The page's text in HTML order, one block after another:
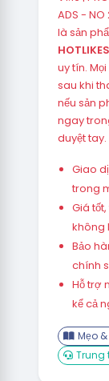
ADS - NO
là sản
uy tín.
sau khi
nếu sản
ngay
duyệt tay.
Giao
trong
Giá
không
Bảo
chính
Hỗ trợ
kể cả
Mẹo
Trung